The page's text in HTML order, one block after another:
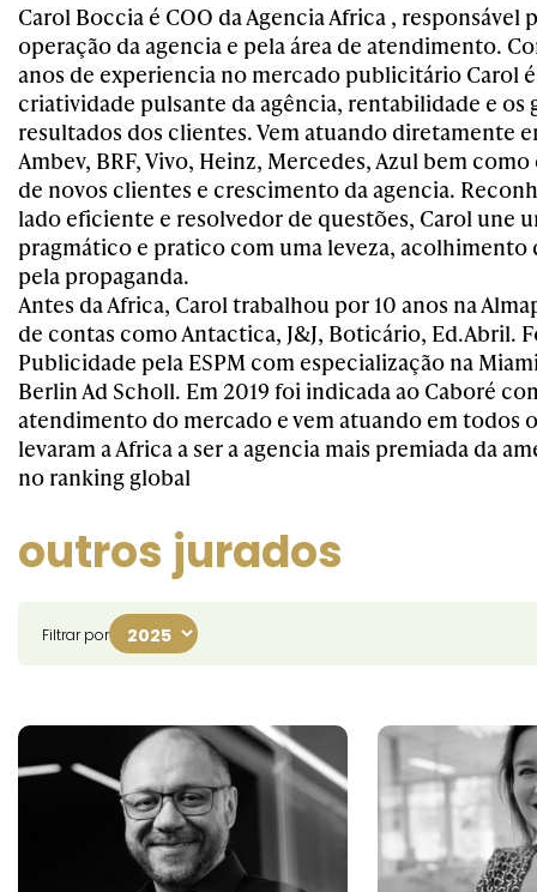
Carol Boccia é COO da Agencia Africa , responsável
operação da agencia e pela área de atendimento.
anos de experiencia no mercado publicitário Carol
criatividade pulsante da agência, rentabilidade e os
resultados dos clientes. Vem atuando diretamente
Ambev, BRF, Vivo, Heinz, Mercedes, Azul bem
de novos clientes e crescimento da agencia.
lado eficiente e resolvedor de questões, Carol une
pragmático e pratico com uma leveza, acolhimento
pela propaganda.
Antes da Africa, Carol trabalhou por 10 anos na
de contas como Antactica, J&J, Boticário, Ed.Abril.
Publicidade pela ESPM com especialização na
Berlin Ad Scholl. Em 2019 foi indicada ao Caboré
atendimento do mercado e vem atuando em todos
levaram a Africa a ser a agencia mais premiada da
no ranking global
outros jurados
Filtrar por